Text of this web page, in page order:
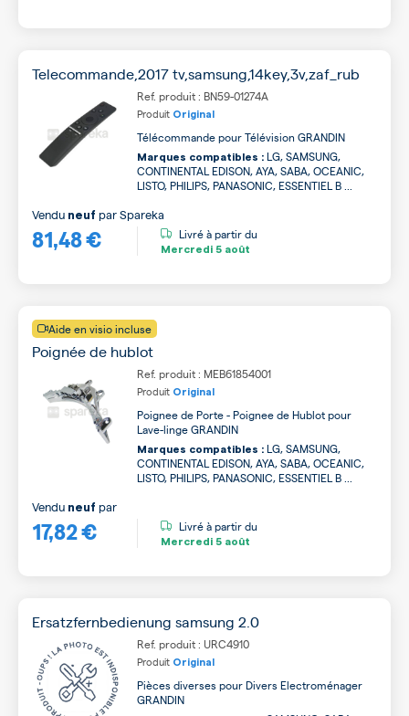
Telecommande,2017 tv,samsung,14key,3v,zaf_rub
Ref. produit : BN59-01274A
Produit Original
Télécommande pour Télévision GRANDIN
Marques compatibles : LG, SAMSUNG,
CONTINENTAL EDISON, AYA, SABA, OCEANIC,
LISTO, PHILIPS, PANASONIC, ESSENTIEL B ...
81,48 €
Vendu neuf parSpareka
Livré à partir du
Mercredi 5 août
Aide en visio incluse
Poignée de hublot
Ref. produit : MEB61854001
Produit Original
Poignee de Porte - Poignee de Hublot pour
Lave-linge GRANDIN
Marques compatibles : LG, SAMSUNG,
CONTINENTAL EDISON, AYA, SABA, OCEANIC,
LISTO, PHILIPS, PANASONIC, ESSENTIEL B ...
17,82 €
Vendu neuf par
Livré à partir du
Mercredi 5 août
Ersatzfernbedienung samsung 2.0
Ref. produit : URC4910
Produit Original
Pièces diverses pour Divers Electroménager
GRANDIN